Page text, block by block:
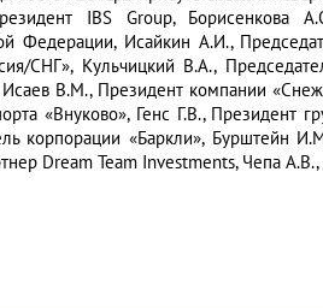
IBS Group, Борисенкова
Федерации, Исайкин А.И.,
СНГ», Кульчицкий В.А.,
В.М., Президент компании
«Внуково», Генс Г.В.,
корпорации «Баркли», Бурштейн
Dream Team Investments, Чепа